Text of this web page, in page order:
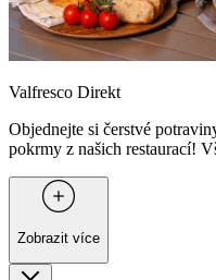
Valfresco Direkt
Objednejte si čerstvé
pokrmy z našich restaurací!
Zobrazit více